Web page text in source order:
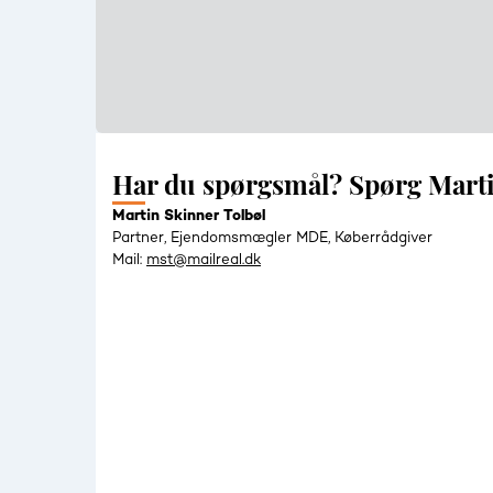
Har du spørgsmål? Spørg
Martin Skinner Tolbøl
Partner, Ejendomsmægler MDE, Køberrådgiver
Mail: mst@mailreal.dk